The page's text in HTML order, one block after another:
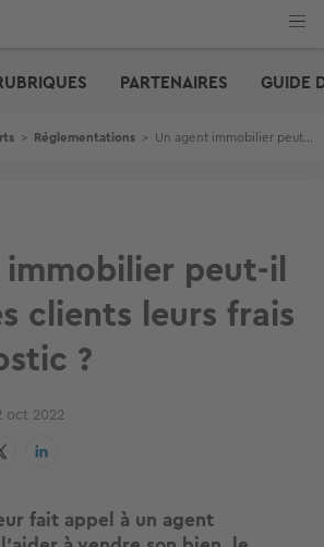
PARTENAIRES GUIDE
> Réglementations > Un agent immobilier peut-il offrir à ses clients leurs frais de diagnostic ?
peut-il
clients leurs frais
?
oct 2022
fait appel à un agent